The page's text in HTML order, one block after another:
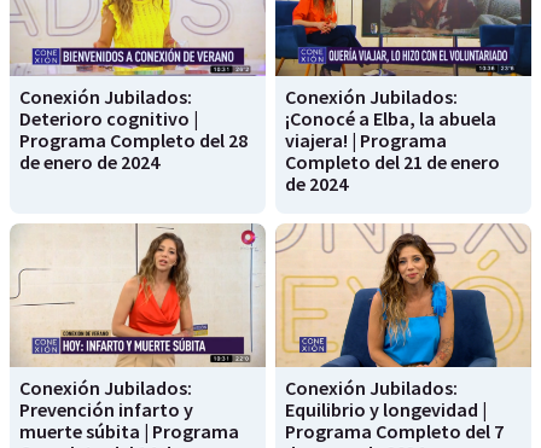
Conexión Jubilados:
Deterioro cognitivo |
Programa Completo del 28
de enero de 2024
Conexión Jubilados:
¡Conocé a Elba, la abuela
viajera! | Programa
Completo del 21 de enero
de 2024
Conexión Jubilados:
Prevención infarto y
muerte súbita | Programa
Conexión Jubilados:
Equilibrio y longevidad |
Programa Completo del 7